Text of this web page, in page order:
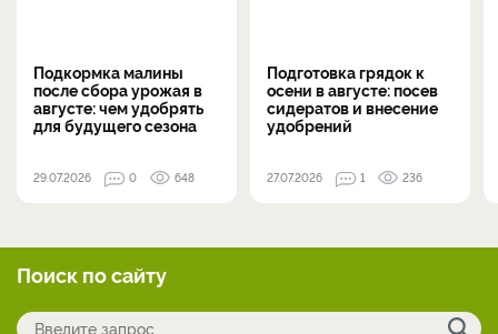
Подкормка малины
после сбора урожая в
августе: чем удобрять
для будущего сезона
29.07.2026 0 648
Подготовка грядок к
осени в августе: посев
сидератов и внесение
удобрений
27.07.2026 1 236
Поиск по сайту